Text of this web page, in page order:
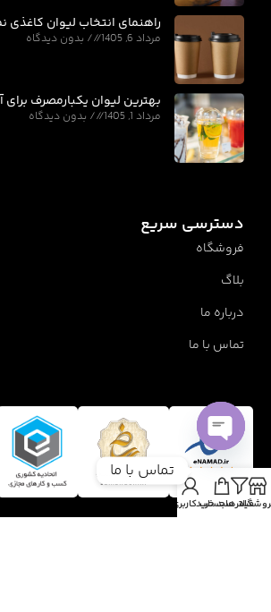
راهنمای انتخاب لیوان کاغذی
مرداد 6, 1405 بدون دیدگاه
بهترین لیوان یکبارمصرف
مرداد 1, 1405 بدون دیدگاه
دسترسی سریع
فروشگاه
بلاگ
درباره ما
تماس با ما
فیلترهاسبد خرید
حساب کاربری من
تماس با ما
Open
chaty